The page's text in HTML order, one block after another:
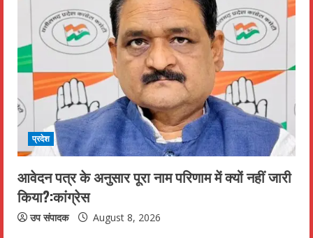
प्रदेश
आवेदन पत्र के अनुसार पूरा नाम परिणाम में क्यों नहीं जारी
किया?:कांग्रेस
उप संपादक August 8, 2026